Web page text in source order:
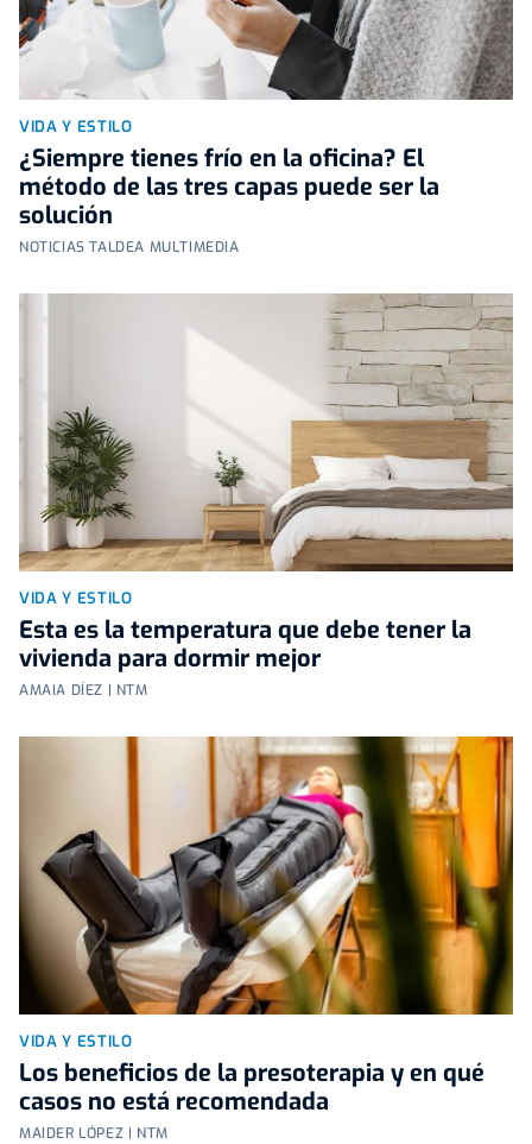
VIDA Y ESTILO
¿Siempre tienes frío en la oficina? El
método de las tres capas puede ser la
solución
NOTICIAS TALDEA MULTIMEDIA
VIDA Y ESTILO
Esta es la temperatura que debe tener la
vivienda para dormir mejor
AMAIA DÍEZ | NTM
VIDA Y ESTILO
Los beneficios de la presoterapia y en qué
casos no está recomendada
MAIDER LÓPEZ | NTM